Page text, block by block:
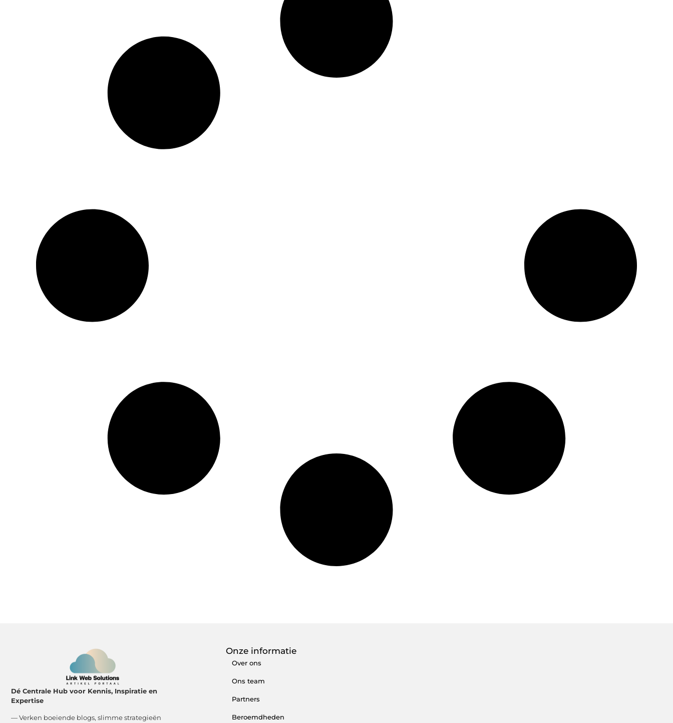
Dé Centrale Hub voor Kennis, Inspiratie en
Expertise
— Verken boeiende blogs, slimme strategieën
Onze informatie
Over ons
Ons team
Partners
Beroemdheden